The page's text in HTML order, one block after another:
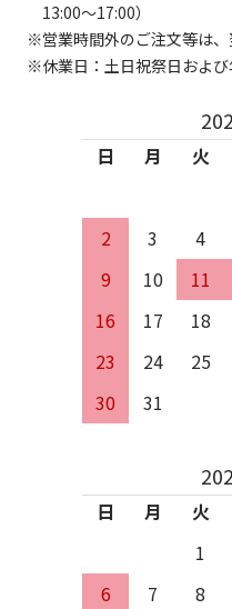
13:00～17:00）
営業時間外のご注文等は、
休業日：土日祝祭日およ
日 月 火
2
3 4
9
10 11
16
17 18
23
24 25
30
31
日 月 火
1
6
7 8